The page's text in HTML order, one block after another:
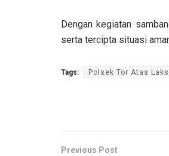
Dengan kegiatan
serta tercipta situasi
Tags: Polsek Tor Atas
Previous Post